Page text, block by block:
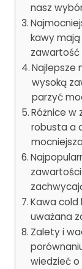
nasz
kawy
zawartość
Najlepsze
wysoką
parzyć
Różnice w
robusta a
Kawa cold
uważana
Zalety i
wiedzieć